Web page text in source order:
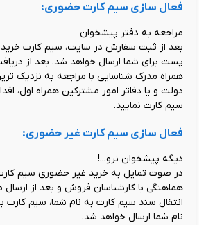
فعال سازی سیم کارت حضوری:
مراجعه به دفتر پیشخوان
بعد از ثبت سفارش در سایت، سیم کارت
پست برای شما ارسال خواهد شد. بعد از
همراه مدرک شناسایی با مراجعه به نزدیک
دولت و یا دفاتر امور مشترکین همراه اول،
سیم کارت نمایید.
فعال سازی سیم کارت غیر حضوری:
دیگه پیشخوان نرو...!
در صوت تمایل به خرید غیر حضوری سیم
هماهنگی با کارشناسان فروش و بعد از ارسال
انتقال سند سیم کارت به نام شما، سیم
نام شما ارسال خواهد شد.